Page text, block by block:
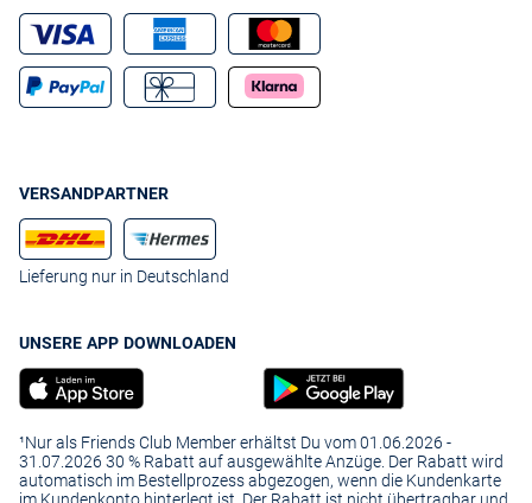
VERSANDPARTNER
Lieferung nur in Deutschland
UNSERE APP DOWNLOADEN
¹Nur als Friends Club Member erhältst Du vom 01.06.2026 -
31.07.2026 30 % Rabatt auf ausgewählte Anzüge. Der Rabatt wird
automatisch im Bestellprozess abgezogen, wenn die Kundenkarte